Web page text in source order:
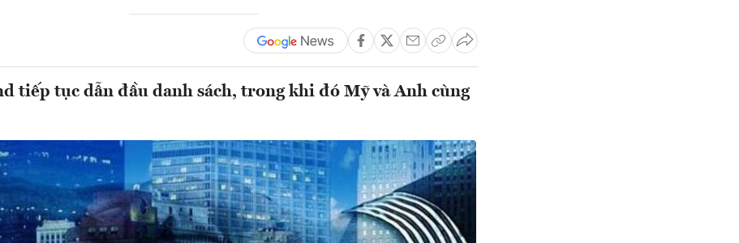
tiếp tục dẫn đầu danh sách, trong khi đó Mỹ và Anh cùng